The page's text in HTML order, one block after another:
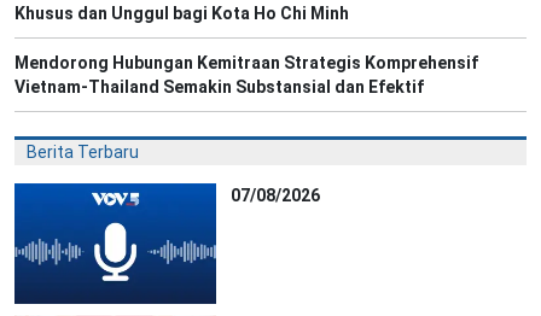
Khusus dan Unggul bagi Kota Ho Chi Minh
Mendorong Hubungan Kemitraan Strategis Komprehensif
Vietnam-Thailand Semakin Substansial dan Efektif
Berita Terbaru
07/08/2026